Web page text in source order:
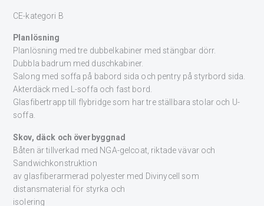
CE-kategori B
Planlösning
Planlösning med tre dubbelkabiner med stängbar dörr.
Dubbla badrum med duschkabiner.
Salong med soffa på babord sida och pentry på styrbord sida.
Akterdäck med L-soffa och fast bord.
Glasfibertrapp till flybridge som har tre ställbara stolar och U-
soffa.
Skov, däck och överbyggnad
Båten är tillverkad med NGA-gelcoat, riktade vävar och
Sandwichkonstruktion
av glasfiberarmerad polyester med Divinycell som
distansmaterial för styrka och
isolering